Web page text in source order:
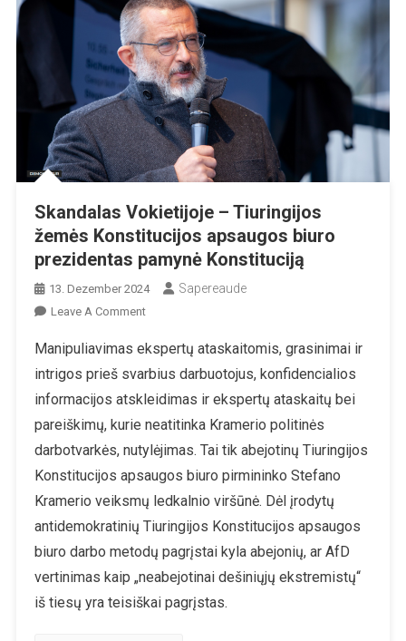
Skandalas Vokietijoje – Tiuringijos
žemės Konstitucijos apsaugos biuro
prezidentas pamynė Konstituciją
13. Dezember 2024 Sapereaude
Leave A CommentOn
Vokietijoje
–
Tiuringijos
Apsaugos
Biuro
Prezidentas
Pamynė
Manipuliavimas ekspertų ataskaitomis, grasinimai ir
intrigos prieš svarbius darbuotojus, konfidencialios
informacijos atskleidimas ir ekspertų ataskaitų bei
pareiškimų, kurie neatitinka Kramerio politinės
darbotvarkės, nutylėjimas. Tai tik abejotinų Tiuringijos
Konstitucijos apsaugos biuro pirmininko Stefano
Kramerio veiksmų ledkalnio viršūnė. Dėl įrodytų
antidemokratinių Tiuringijos Konstitucijos apsaugos
biuro darbo metodų pagrįstai kyla abejonių, ar AfD
vertinimas kaip „neabejotinai dešiniųjų ekstremistų“
iš tiesų yra teisiškai pagrįstas.